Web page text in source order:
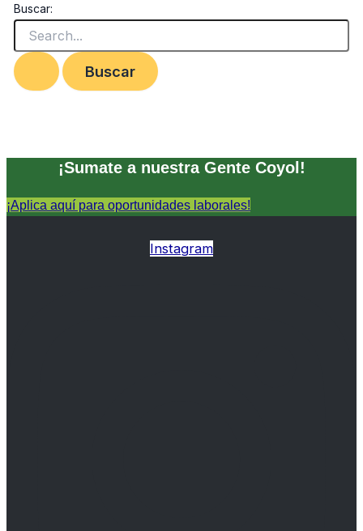
Buscar:
¡Sumate a nuestra Gente Coyol!
¡Aplica aquí para oportunidades laborales!
Instagram